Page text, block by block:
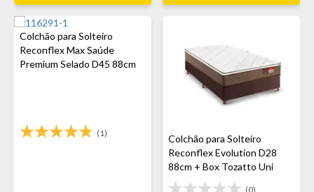
Colchão para Solteiro
Reconflex Max Saúde
Premium Selado D45 88cm
(1)
Colchão para Solteiro
Reconflex Evolution D28
88cm + Box Tozatto Uni
(0)